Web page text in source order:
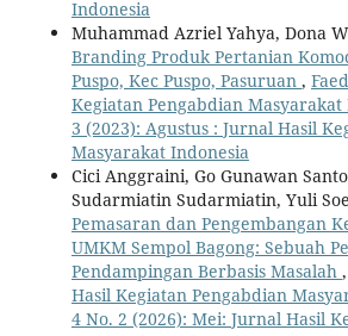
Indonesia
Muhammad Azriel Yahya, Dona
Branding Produk Pertanian
Puspo, Kec Puspo, Pasuruan ,
Kegiatan Pengabdian Masyarakat
3 (2023): Agustus : Jurnal Hasil
Masyarakat Indonesia
Cici Anggraini, Go Gunawan
Sudarmiatin Sudarmiatin, Yuli
Pemasaran dan Pengembangan
UMKM Sempol Bagong: Sebuah
Pendampingan Berbasis Masalah ,
Hasil Kegiatan Pengabdian
4 No. 2 (2026): Mei: Jurnal Hasil